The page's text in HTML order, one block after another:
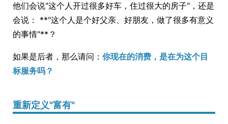
他们会说"这个人开过很多好车，住过很大的房子"，还是
会说： **"这个人是个好父亲、好朋友，做了很多有意义
的事情"**？
如果是后者，那么请问： 你现在的消费，是在为这个目
标服务吗？
重新定义"富有"